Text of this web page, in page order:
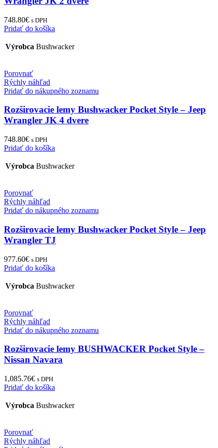
748.80€ s DPH
Pridať do košíka
Výrobca Bushwacker
Porovnať
Rýchly náhľad
Pridať do nákupného zoznamu
Rozširovacie lemy Bushwacker Pocket Style – Jeep
Wrangler JK 4 dvere
748.80€ s DPH
Pridať do košíka
Výrobca Bushwacker
Porovnať
Rýchly náhľad
Pridať do nákupného zoznamu
Rozširovacie lemy Bushwacker Pocket Style – Jeep
Wrangler TJ
977.60€ s DPH
Pridať do košíka
Výrobca Bushwacker
Porovnať
Rýchly náhľad
Pridať do nákupného zoznamu
Rozširovacie lemy BUSHWACKER Pocket Style –
Nissan Navara
1,085.76€ s DPH
Pridať do košíka
Výrobca Bushwacker
Porovnať
Rýchly náhľad